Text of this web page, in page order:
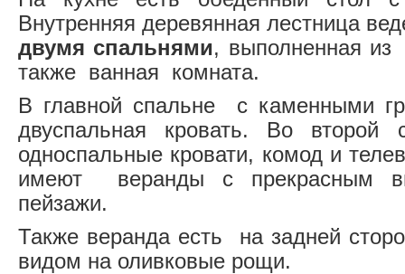
Внутренняя деревянная лестница
двумя спальнями, выполненная
также ванная комната.
В главной спальне с каменными
двуспальная кровать. Во второй
односпальные кровати, комод и
имеют веранды с прекрасным
пейзажи.
Также веранда есть на задней
видом на оливковые рощи.